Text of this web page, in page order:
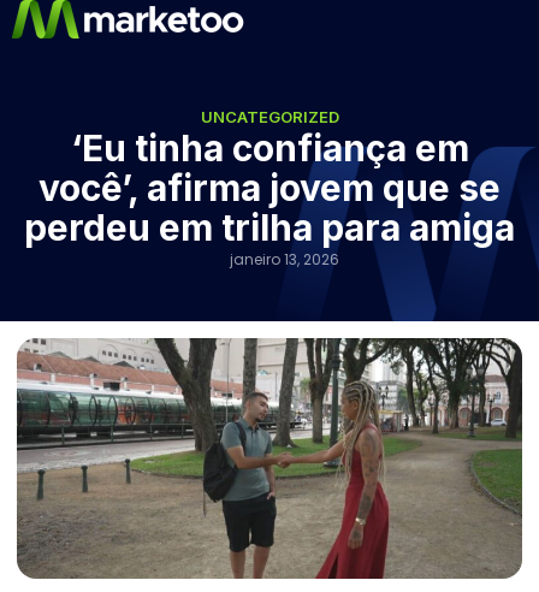
UNCATEGORIZED
‘Eu tinha confiança em
você’, afirma jovem que se
perdeu em trilha para amiga
janeiro 13, 2026